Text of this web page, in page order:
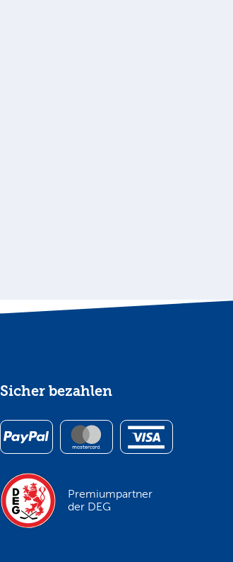
Sicher bezahlen
Premiumpartner
der DEG